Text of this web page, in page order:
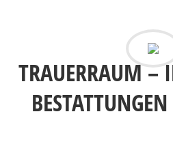
TRAUERRAUM –